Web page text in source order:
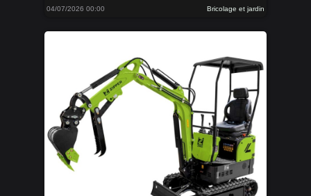
04/07/2026 00:00 Bricolage et jardin